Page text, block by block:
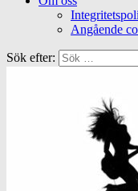
Angående
Sök efter: